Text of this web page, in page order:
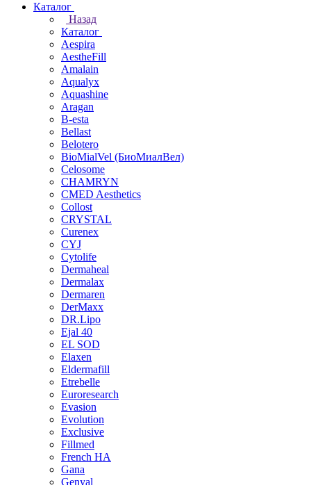
Каталог
Назад
Каталог
Aespira
AestheFill
Amalain
Aqualyx
Aquashine
Aragan
B-esta
Bellast
Belotero
BioMialVel (БиоМиалВел)
Celosome
CHAMRYN
CMED Aesthetics
Collost
CRYSTAL
Curenex
CYJ
Cytolife
Dermaheal
Dermalax
Dermaren
DerMaxx
DR.Lipo
Ejal 40
EL SOD
Elaxen
Eldermafill
Etrebelle
Euroresearch
Evasion
Evolution
Exclusive
Fillmed
French HA
Gana
Genyal